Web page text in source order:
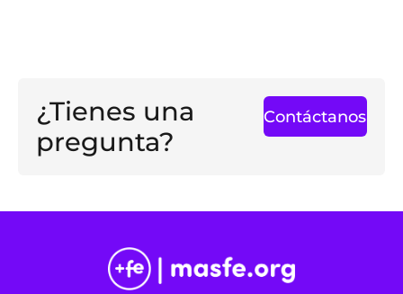
¿Tienes una
pregunta?
Contáctanos